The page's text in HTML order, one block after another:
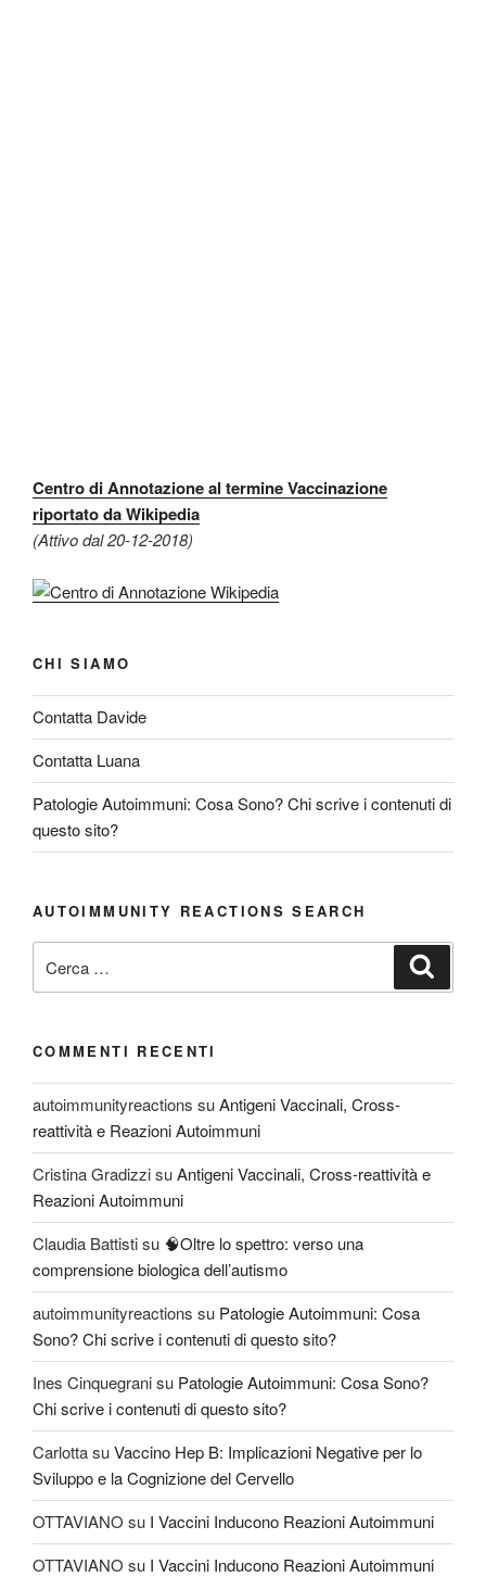
Centro di Annotazione al termine Vaccinazione
riportato da Wikipedia
(Attivo dal 20-12-2018)
CHI SIAMO
Contatta Davide
Contatta Luana
Patologie Autoimmuni: Cosa Sono? Chi scrive i contenuti di
questo sito?
AUTOIMMUNITY REACTIONS SEARCH
COMMENTI RECENTI
autoimmunityreactions suAntigeni Vaccinali, Cross-
reattività e Reazioni Autoimmuni
Cristina GradizzisuAntigeni Vaccinali, Cross-reattività e
Reazioni Autoimmuni
Claudia Battistisu 🧠Oltre lo spettro: verso una
comprensione biologica dell’autismo
autoimmunityreactions su Patologie Autoimmuni: Cosa
Sono? Chi scrive i contenuti di questo sito?
Ines Cinquegranisu Patologie Autoimmuni: Cosa Sono?
Chi scrive i contenuti di questo sito?
CarlottasuVaccino Hep B: Implicazioni Negative per lo
Sviluppo e la Cognizione del Cervello
OTTAVIANO su I Vaccini Inducono Reazioni Autoimmuni
OTTAVIANO su I Vaccini Inducono Reazioni Autoimmuni